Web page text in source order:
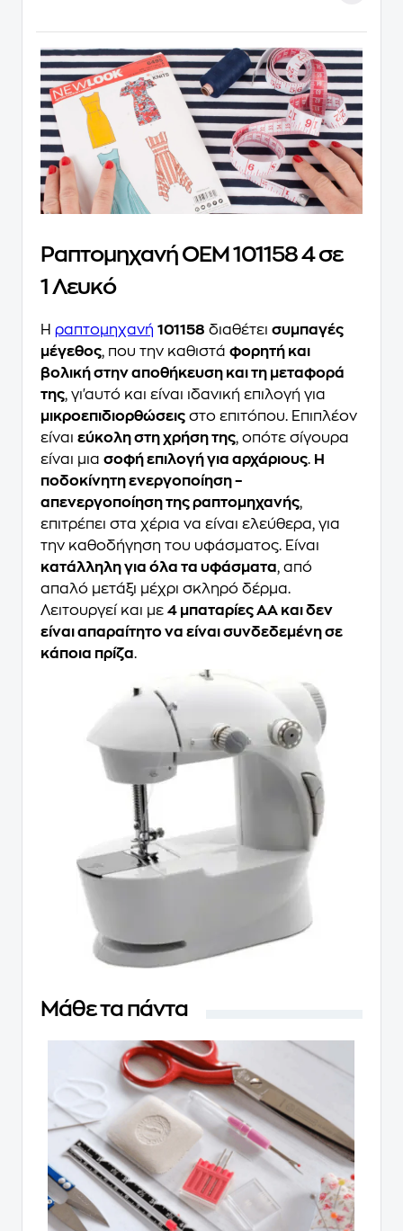
Ραπτομηχανή OEM 101158 4 σε
1 Λευκό
Η ραπτομηχανή 101158 διαθέτει συμπαγές
μέγεθος, που την καθιστά φορητή και
βολική στην αποθήκευση και τη μεταφορά
της, γι'αυτό και είναι ιδανική επιλογή για
μικροεπιδιορθώσεις στο επιτόπου. Επιπλέον
είναι εύκολη στη χρήση της, οπότε σίγουρα
είναι μια σοφή επιλογή για αρχάριους. Η
ποδοκίνητη ενεργοποίηση –
απενεργοποίηση της ραπτομηχανής,
επιτρέπει στα χέρια να είναι ελεύθερα, για
την καθοδήγηση του υφάσματος. Είναι
κατάλληλη για όλα τα υφάσματα, από
απαλό μετάξι μέχρι σκληρό δέρμα.
Λειτουργεί και με 4 μπαταρίες ΑΑ και δεν
είναι απαραίτητο να είναι συνδεδεμένη σε
κάποια πρίζα.
Μάθε τα πάντα